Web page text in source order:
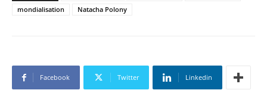
mondialisation
Natacha Polony
Facebook Twitter Linkedin